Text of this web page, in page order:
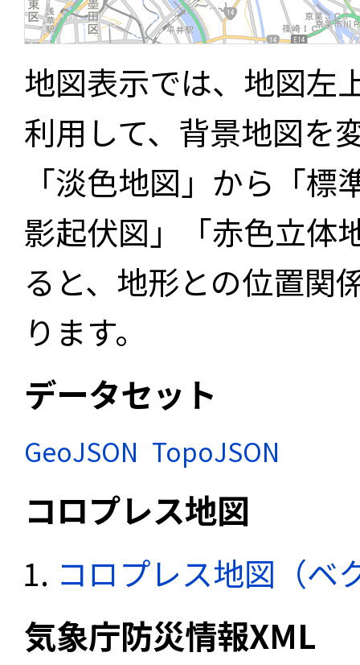
地図表示では、地図左
利用して、背景地図を
「淡色地図」から「
影起伏図」「赤色立体
ると、地形との位置関
ります。
データセット
GeoJSON TopoJSON
コロプレス地図
コロプレス地図（ベ
気象庁防災情報XML